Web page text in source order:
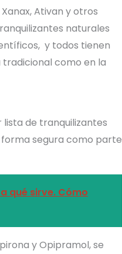
Ativan y otros
naturales
y todos tienen
tradicional como en la
de tranquilizantes
forma segura como parte
qué sirve. Cómo
y Opipramol, se